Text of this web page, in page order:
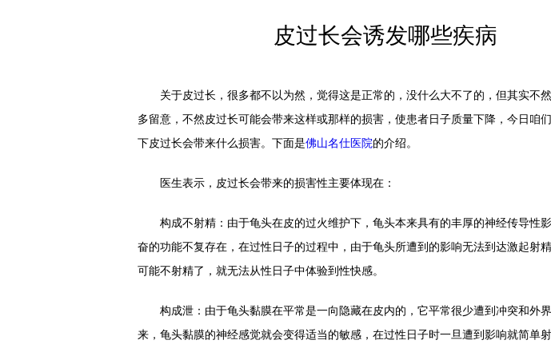
皮过长会诱发哪些疾病
关于皮过长，很多都不以为然，觉得这是正常的，没什么大不了的，但其实不
多留意，不然皮过长可能会带来这样或那样的损害，使患者日子质量下降，今日咱
下皮过长会带来什么损害。下面是佛山名仕医院的介绍。
医生表示，皮过长会带来的损害性主要体现在：
构成不射精：由于龟头在皮的过火维护下，龟头本来具有的丰厚的神经传导性
奋的功能不复存在，在过性日子的过程中，由于龟头所遭到的影响无法到达激起射
可能不射精了，就无法从性日子中体验到性快感。
构成泄：由于龟头黏膜在平常是一向隐藏在皮内的，它平常很少遭到冲突和外
来，龟头黏膜的神经感觉就会变得适当的敏感，在过性日子时一旦遭到影响就简单